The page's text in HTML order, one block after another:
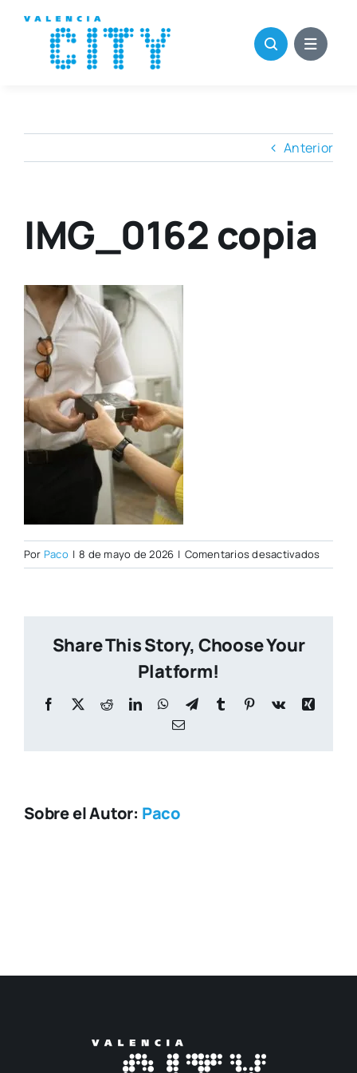
contenido
Anterior
IMG_0162 copia
Por Paco | 8 de mayo de 2026 | Comentarios desactivadosen
Share This Story, Choose Your
Platform!
Facebook
X RedditLinkedInWhatsApp
TelegramTumblr Pinterest
Vk
Xing
Correo
Sobre el Autor: Paco